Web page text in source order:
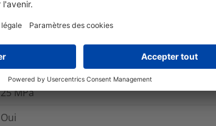
25kV/mm
10¹⁴ Ω cm
25MPa
Oui